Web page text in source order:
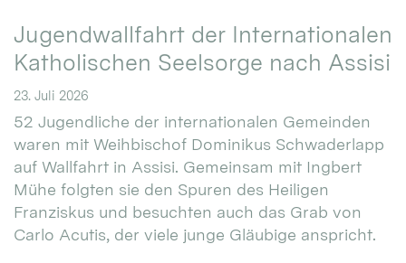
Jugendwallfahrt der Internationalen
Katholischen Seelsorge nach Assisi
23. Juli 2026
52 Jugendliche der internationalen Gemeinden
waren mit Weihbischof Dominikus Schwaderlapp
auf Wallfahrt in Assisi. Gemeinsam mit Ingbert
Mühe folgten sie den Spuren des Heiligen
Franziskus und besuchten auch das Grab von
Carlo Acutis, der viele junge Gläubige anspricht.